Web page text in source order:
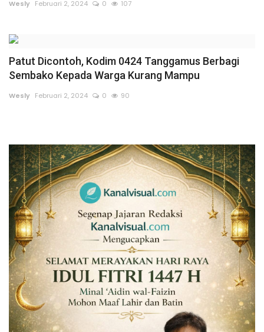
Wesly Februari 2, 2024 0 107
Patut Dicontoh, Kodim 0424 Tanggamus Berbagi
Sembako Kepada Warga Kurang Mampu
Wesly Februari 2, 2024 0 90